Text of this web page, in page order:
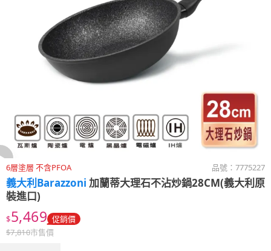
6層塗層 不含PFOA 品號： 7775227
義大利Barazzoni 加蘭蒂大理石不沾炒鍋28CM(義大利原
裝進口)
$5,469 促銷價
$7,810市售價